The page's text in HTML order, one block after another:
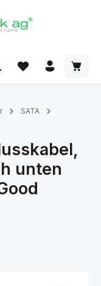
SATA
unten